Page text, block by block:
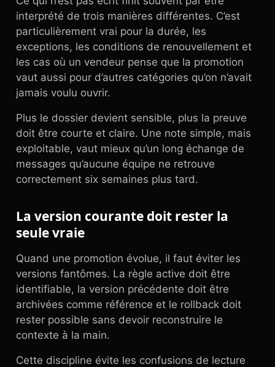
interprété de trois manières différentes. C’est
particulièrement vrai pour la durée, les
exceptions, les conditions de renouvellement et
les cas où un vendeur pense que la promotion
vaut aussi pour d’autres catégories qu’on n’avait
jamais voulu ouvrir.
Plus le dossier devient sensible, plus la preuve
doit être courte et claire. Une note simple, mais
exploitable, vaut mieux qu’un long échange de
messages qu’aucune équipe ne retrouve
correctement six semaines plus tard.
La version courante doit rester la
seule vraie
Quand une promotion évolue, il faut éviter les
versions fantômes. La règle active doit être
identifiable, la version précédente doit être
archivées comme référence et le rollback doit
rester possible sans devoir reconstruire le
contexte à la main.
Cette discipline évite les confusions de lecture